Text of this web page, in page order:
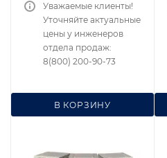
В КОРЗИНУ
Уважаемые клиенты!
Уточняйте актуальные
цены у инженеров
отдела продаж:
8(800) 200-90-73